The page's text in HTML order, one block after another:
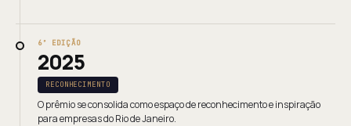
6ª EDIÇÃO
2025
RECONHECIMENTO
O prêmio se consolida como espaço de reconhecimento e inspiração
para empresas do Rio de Janeiro.